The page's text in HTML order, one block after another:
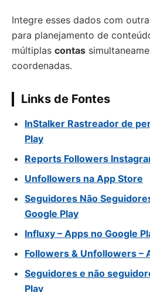
Integre esses dados com
para planejamento de
múltiplas contas
coordenadas.
Links de Fontes
InStalker Rastreador de
Play
Reports Followers
Unfollowers na App Store
Seguidores Não
Google Play
Influxy – Apps no Google
Followers & Unfollowers –
Seguidores e não
Play